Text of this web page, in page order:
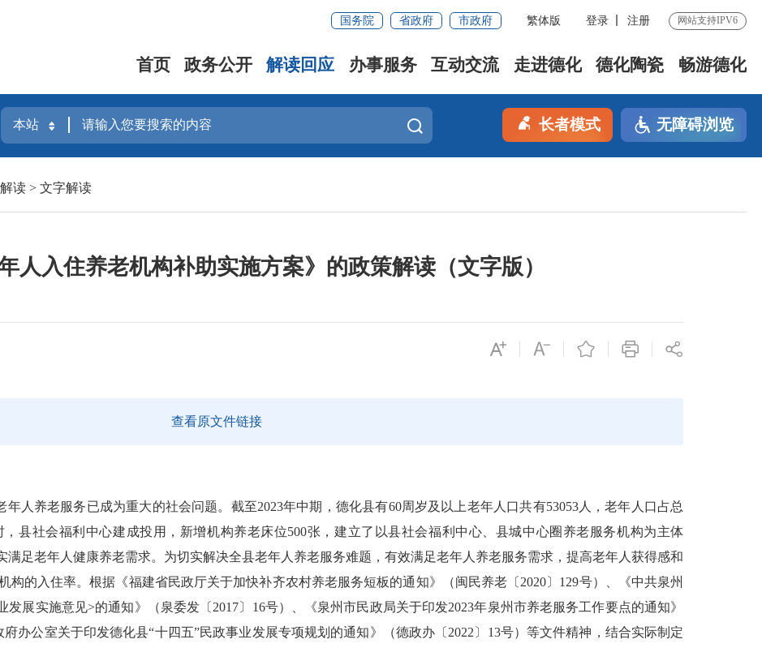
国务院 省政府 市政府 繁体版 登录 注册 网站支持IPV6
首页 政务公开 解读回应 办事服务 互动交流 走进德化 德化陶瓷 畅游德化
长者模式 无障碍浏览
读 > 文字解读
人入住养老机构补助实施方案》的政策解读（文字版）
查看原文件链接
年人养老服务已成为重大的社会问题。截至2023年中期，德化县有60周岁及以上老年人口共有53053人，老年人口占总
，县社会福利中心建成投用，新增机构养老床位500张，建立了 以县社会福利中心、县城中心圈 养老服务机构为主体
满足老年人健康养老需求。 为切实解决全县老年人养老服务难题，有效满足老年人养老服务需求，提高老年人获得感和
构的入住率。根据 《福建省民政厅关于加快补齐农村养老服务短板的通知》（闽民养老〔 2020〕 129号）、《中共泉州
发展实施意见>的通知》（泉委发〔 2017〕 16号） 《泉州市民政局关于印发2023年泉州市养老服务工作要点的通知》
府办公室关于印发德化县“十四五”民政事业发展专项规划的通知》 （德政办 〔 2022 〕 13号）等文件精神 ，结合实际制定